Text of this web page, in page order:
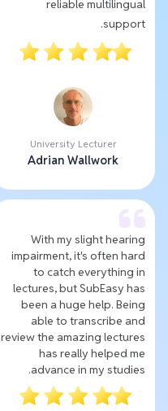
reliable multilingual
support.
University Lecturer
Adrian Wallwork
With my slight hearing
impairment, it's often hard
to catch everything in
lectures, but SubEasy has
been a huge help. Being
able to transcribe and
review the amazing lectures
has really helped me
advance in my studies.